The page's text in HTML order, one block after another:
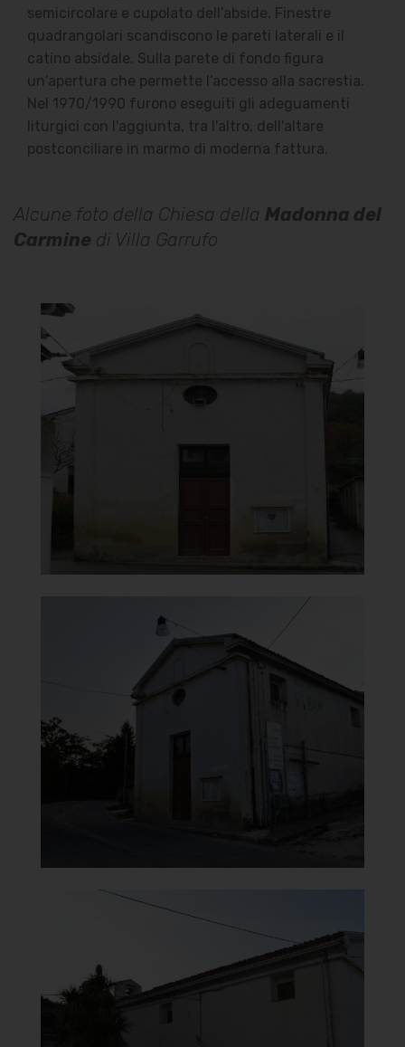
semicircolare e cupolato dell’abside. Finestre
quadrangolari scandiscono le pareti laterali e il
catino absidale. Sulla parete di fondo figura
un'apertura che permette l’accesso alla sacrestia.
Nel 1970/1990 furono eseguiti gli adeguamenti
liturgici con l'aggiunta, tra l'altro, dell'altare
postconciliare in marmo di moderna fattura.
Alcune foto della Chiesa della Madonna del
Carmine di Villa Garrufo
Chiesa del Carmine
Chiesa del Carmine
Vista destra
[
Clicca per ingrandire
Chiesa del Carmine